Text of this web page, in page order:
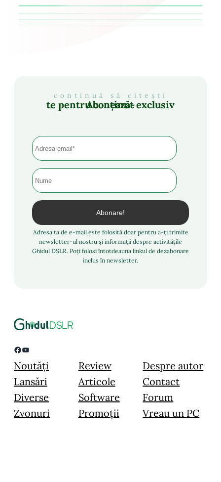
continuă să citești
Abonează-te pentru conținut exclusiv
Adresa ta de e-mail este folosită doar pentru a-ți trimite
newsletter-ul nostru și informații despre activitățile
Ghidul DSLR. Poți folosi întotdeauna linkul de dezabonare
inclus în newsletter.
Facebook YouTube
Noutăți
Lansări
Diverse
Zvonuri
Review
Articole
Software
Promoții
Despre autor
Contact
Forum
Vreau un PC